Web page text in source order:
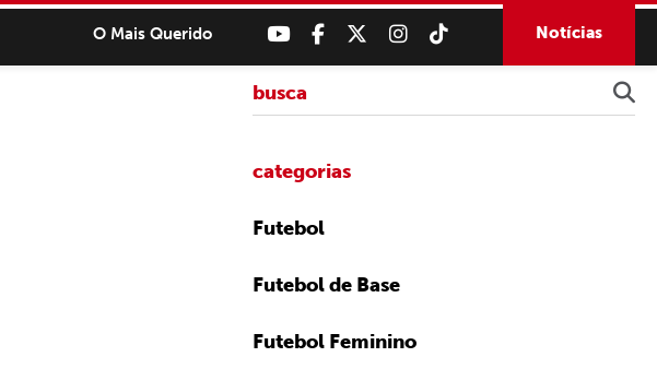
O Mais Querido Notícias
categorias
Futebol
Futebol de Base
Futebol Feminino